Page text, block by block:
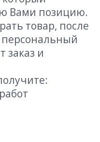
Вами позицию.
товар, после
персональный
заказ и